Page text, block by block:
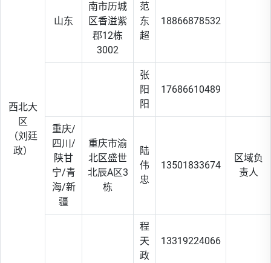
西北大
区
（刘廷
政）
山东
南市历城
区香溢紫
郡12栋
3002
范
东
超
18866878532
张
阳
阳
17686610489
重庆/
四川/
陕甘
宁/青
海/新
疆
重庆市渝
北区盛世
北辰A区3
栋
陆
伟
忠
13501833674
区域负
责人
程
天
政
13319224066